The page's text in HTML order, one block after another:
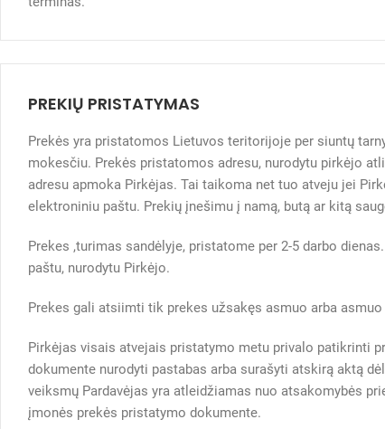
PREKIŲ PRISTATYMAS
Prekės yra pristatomos Lietuvos teritorijoje per siuntų
mokesčiu. Prekės pristatomos adresu, nurodytu pirkėjo
adresu apmoka Pirkėjas. Tai taikoma net tuo atveju jei
elektroniniu paštu. Prekių įnešimu į namą, butą ar kitą
Prekes ,turimas sandėlyje, pristatome per 2-5 darbo
paštu, nurodytu Pirkėjo.
Prekes gali atsiimti tik prekes užsakęs asmuo arba
Pirkėjas visais atvejais pristatymo metu privalo patikrinti
dokumente nurodyti pastabas arba surašyti atskirą aktą
veiksmų Pardavėjas yra atleidžiamas nuo atsakomybės
įmonės prekės pristatymo dokumente.